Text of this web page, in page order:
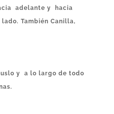
adelante y hacia
También Canilla,
y a lo largo de todo